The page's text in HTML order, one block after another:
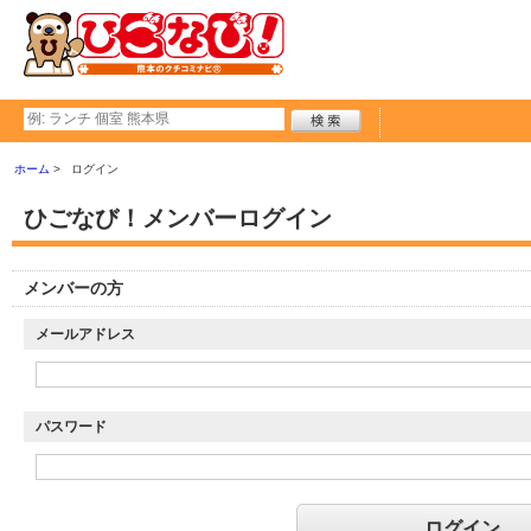
ホーム ログイン
ひごなび！メンバーログイン
メンバーの方
メールアドレス
パスワード